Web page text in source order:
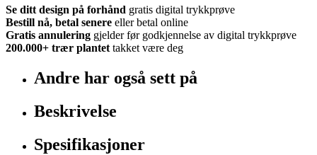
Se ditt design på forhånd gratis digital trykkprøve
Bestill nå, betal senere eller betal online
Gratis annulering gjelder før godkjennelse av digital trykkprøve
200.000+ trær plantet takket være deg
Andre har også sett på
Beskrivelse
Spesifikasjoner